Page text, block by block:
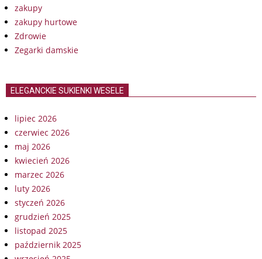
zakupy
zakupy hurtowe
Zdrowie
Zegarki damskie
ELEGANCKIE SUKIENKI WESELE
lipiec 2026
czerwiec 2026
maj 2026
kwiecień 2026
marzec 2026
luty 2026
styczeń 2026
grudzień 2025
listopad 2025
październik 2025